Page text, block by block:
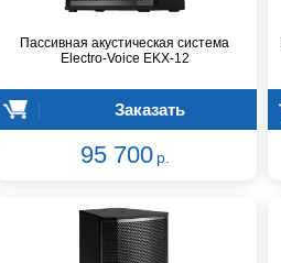
Пассивная акустическая система
Electro-Voice EKX-12
Заказать
95 700 р.